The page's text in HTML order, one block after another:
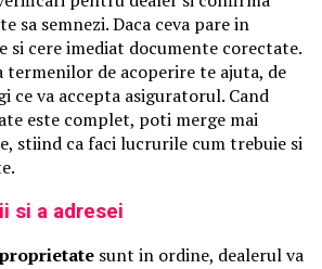
sa semnezi. Daca ceva pare in
si cere imediat documente corectate.
termenilor de acoperire te ajuta, de
ce va accepta asiguratorul. Cand
este complet, poti merge mai
stiind ca faci lucrurile cum trebuie si
si a adresei
sunt in ordine, dealerul va